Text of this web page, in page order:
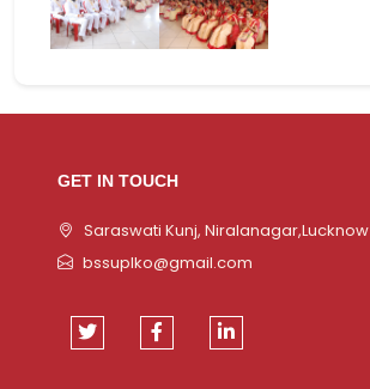
GET IN TOUCH
Saraswati Kunj, Niralanagar,Lucknow
bssuplko@gmail.com